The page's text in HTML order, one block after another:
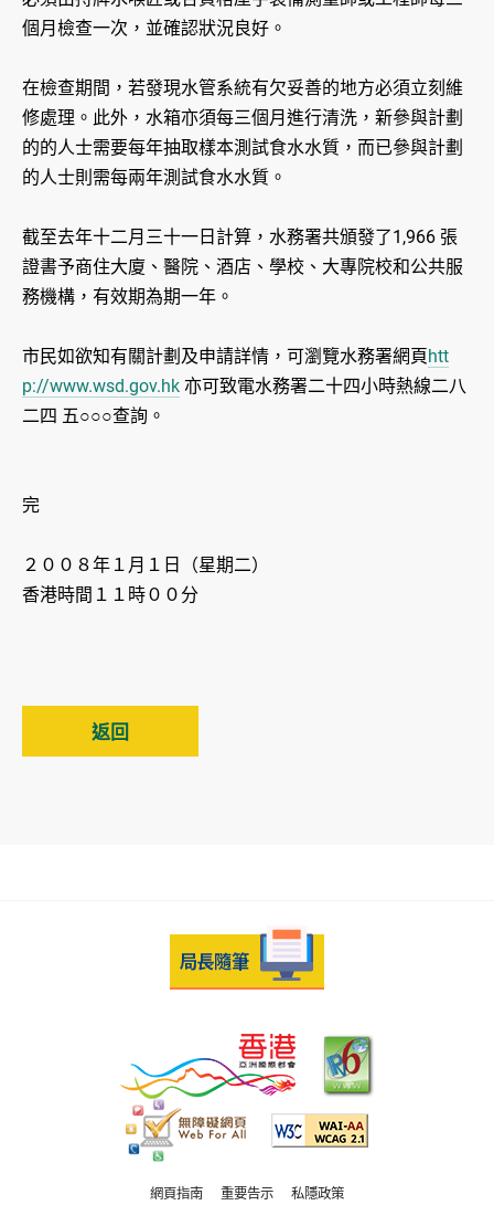
個月檢查一次，並確認狀況良好。
在檢查期間，若發現水管系統有欠妥善的地方必須立刻維
修處理。此外，水箱亦須每三個月進行清洗，新參與計劃
的的人士需要每年抽取樣本測試食水水質，而已參與計劃
的人士則需每兩年測試食水水質。
截至去年十二月三十一日計算，水務署共頒發了1,966 張
證書予商住大廈、醫院、酒店、學校、大專院校和公共服
務機構，有效期為期一年。
市民如欲知有關計劃及申請詳情，可瀏覽水務署網頁htt
p://www.wsd.gov.hk 亦可致電水務署二十四小時熱線二八
二四 五○○○查詢。
完
２００８年１月１日（星期二）
香港時間１１時００分
返回
網頁指南 重要告示
私隱政策